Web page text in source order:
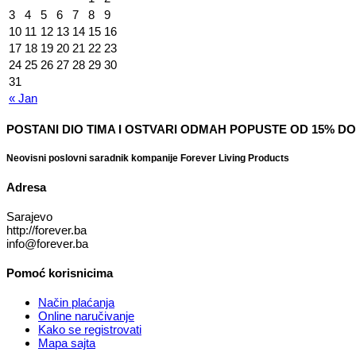
« Jan
3
4 5 6 7 8
9
10 11 12 13 14 15 16
17 18 19 20 21 22 23
24 25 26 27 28 29 30
31
POSTANI DIO TIMA I OSTVARI ODMAH POPUSTE OD 15%
Neovisni poslovni saradnik kompanije Forever Living Products
Adresa
Sarajevo
http://forever.ba
info@forever.ba
Pomoć korisnicima
Način plaćanja
Online naručivanje
Kako se registrovati
Mapa sajta